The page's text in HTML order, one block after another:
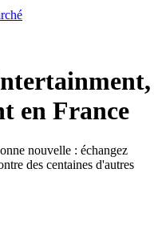
en France
nouvelle : échangez
des centaines d'autres